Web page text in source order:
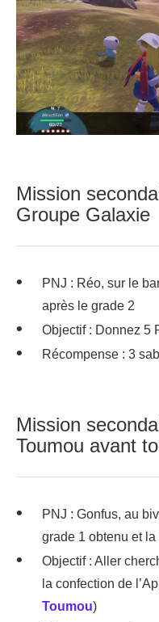
Mission
Groupe Galaxie
PNJ : Réo, sur le
après le grade 2
Objectif : Donnez 5
Récompense : 3
Mission
Toumou avant
PNJ : Gonfus, au
grade 1 obtenu et
Objectif : Aller
la confection de
Toumou)